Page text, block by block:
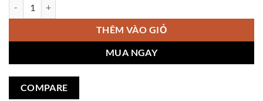
THÊM VÀO GIỎ
MUA NGAY
COMPARE